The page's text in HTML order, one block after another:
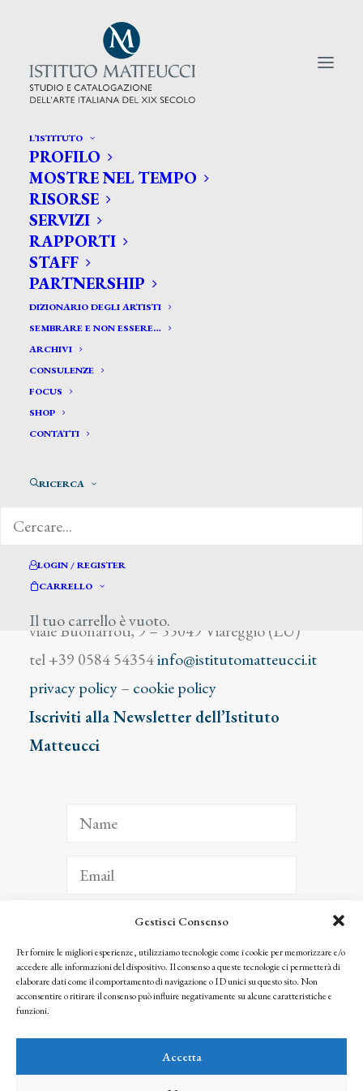
Gestisci Consenso
Per fornire le migliori esperienze, utilizziamo tecnologie come i cookie per memorizzare e/o
accedere alle informazioni del dispositivo. Il consenso a queste tecnologie ci permetterà di
elaborare dati come il comportamento di navigazione o ID unici su questo sito. Non
acconsentire o ritirare il consenso può influire negativamente su alcune caratteristiche e
funzioni.
Accetta
L’ISTITUTO
PROFILO
MOSTRE NEL TEMPO
RISORSE
SERVIZI
RAPPORTI
STAFF
PARTNERSHIP
DIZIONARIO DEGLI ARTISTI
SEMBRARE E NON ESSERE…
ARCHIVI
CONSULENZE
FOCUS
SHOP
CONTATTI
RICERCA
LOGIN / REGISTER
CARRELLO
Il tuo carrello è vuoto.
CERCA TRA GLI ARTISTI:
Search
for:
Marechal Francois
viale Buonarroti, 9 – 55049 Viareggio (LU)
tel +39 0584 54354info@istitutomatteucci.it
privacy policy– cookie policy
Iscriviti alla Newsletter dell’Istituto
Matteucci
ISCRIVITI
Facendo clic per iscriverti, riconosci che le tue informazioni saranno trattate
seguendo la nostra Privacy Policy
© 2025 Istituto Matteucci. All right reserved
l’autorizzazione scritta dei proprietari dei diritti e dell’Istituto Matteucci